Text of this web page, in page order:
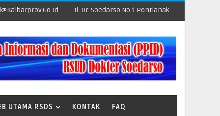
Jl. Dr. Soedarso No 1 Pontianak
UTAMA RSDS KONTAK FAQ